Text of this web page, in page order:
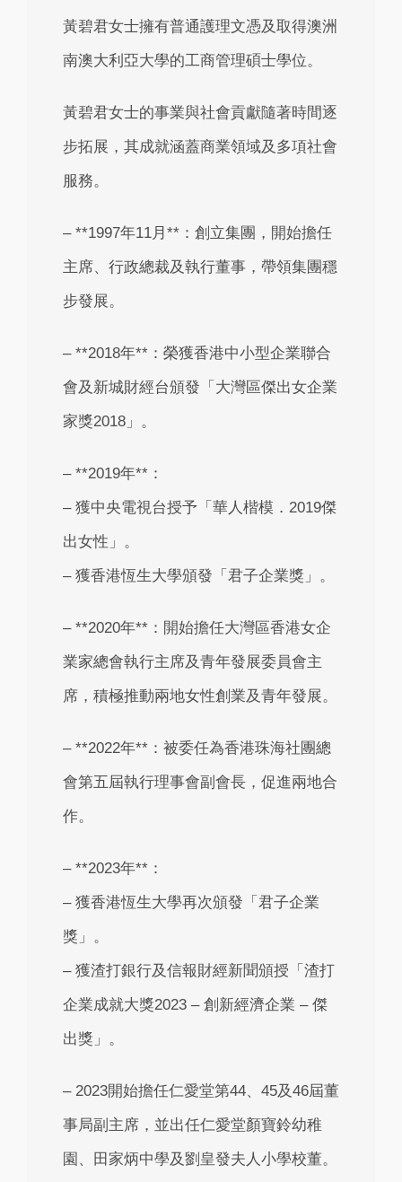
黃碧君女士擁有普通護理文憑及取得澳洲
南澳大利亞大學的工商管理碩士學位。
黃碧君女士的事業與社會貢獻隨著時間逐
步拓展，其成就涵蓋商業領域及多項社會
服務。
– **1997年11月**：創立集團，開始擔任
主席、行政總裁及執行董事，帶領集團穩
步發展。
– **2018年**：榮獲香港中小型企業聯合
會及新城財經台頒發「大灣區傑出女企業
家獎2018」。
– **2019年**：
– 獲中央電視台授予「華人楷模．2019傑
出女性」。
– 獲香港恆生大學頒發「君子企業獎」。
– **2020年**：開始擔任大灣區香港女企
業家總會執行主席及青年發展委員會主
席，積極推動兩地女性創業及青年發展。
– **2022年**：被委任為香港珠海社團總
會第五屆執行理事會副會長，促進兩地合
作。
– **2023年**：
– 獲香港恆生大學再次頒發「君子企業
獎」。
– 獲渣打銀行及信報財經新聞頒授「渣打
企業成就大獎2023 – 創新經濟企業 – 傑
出獎」。
– 2023開始擔任仁愛堂第44、45及46屆董
事局副主席，並出任仁愛堂顏寶鈴幼稚
園、田家炳中學及劉皇發夫人小學校董。